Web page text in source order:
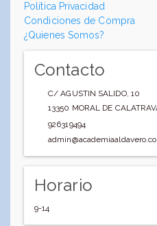
Política Privacidad
Condiciones de Compra
¿Quienes Somos?
Contacto
C/ AGUSTIN SALIDO, 10
13350 MORAL DE
926319494
Horario
9-14